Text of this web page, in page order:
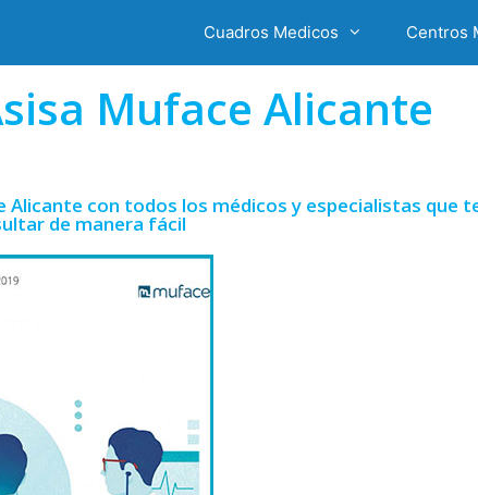
Cuadros Medicos Centros
Muface Alicante
con todos los médicos y especialistas que
de manera fácil